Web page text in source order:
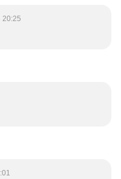
20:25